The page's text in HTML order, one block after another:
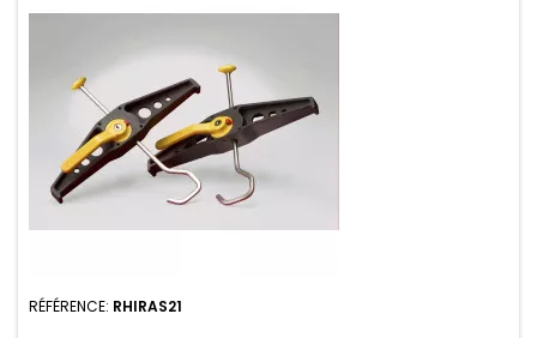
RÉFÉRENCE: RHIRAS21